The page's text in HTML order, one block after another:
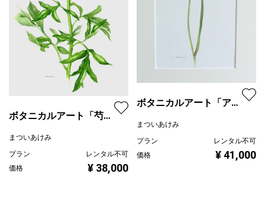
ボタニカルアート「芍
まついあけみ
プラン
レンタル不可
価格
¥ 38,000
ボタニカルアート「アヤ
まついあけみ
プラン
レンタル不可
価格
¥ 41,000